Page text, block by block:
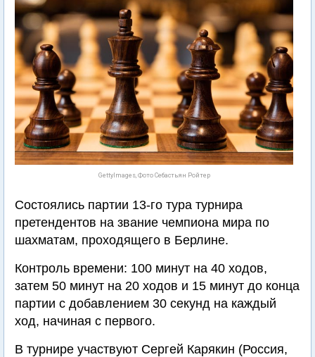
GettyImages, Фото Себастьян Ройтер
Состоялись партии 13-го тура турнира
претендентов на звание чемпиона мира по
шахматам, проходящего в Берлине.
Контроль времени: 100 минут на 40 ходов,
затем 50 минут на 20 ходов и 15 минут до конца
партии с добавлением 30 секунд на каждый
ход, начиная с первого.
В турнире участвуют Сергей Карякин (Россия,